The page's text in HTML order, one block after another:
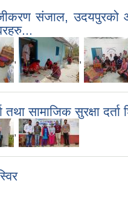
संजाल, उदयपुरको
, ,
तथा सामाजिक सुरक्षा
,